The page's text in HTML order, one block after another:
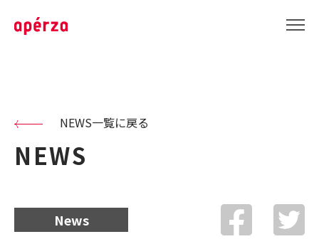
NEWS一覧に戻る
NEWS
News